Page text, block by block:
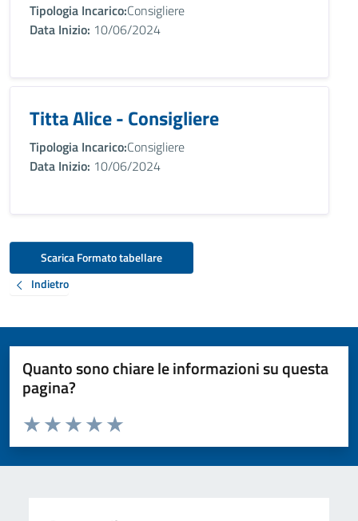
Tipologia Incarico:Consigliere
Data Inizio: 10/06/2024
Titta Alice - Consigliere
Tipologia Incarico:Consigliere
Data Inizio: 10/06/2024
Scarica Formato tabellare
Indietro
Quanto sono chiare le informazioni su questa
pagina?
Valuta da 1 a 5 stelle la pagina
Valuta 5 stelle su 5
Valuta 4 stelle su 5
Valuta 3 stelle su 5
Valuta 2 stelle su 5
Valuta 1 stelle su 5